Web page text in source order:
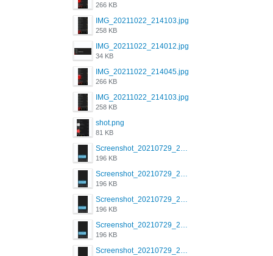
266 KB
IMG_20211022_214103.jpg
258 KB
IMG_20211022_214012.jpg
34 KB
IMG_20211022_214045.jpg
266 KB
IMG_20211022_214103.jpg
258 KB
shot.png
81 KB
Screenshot_20210729_215125_com.grindrapp.android.jpg
196 KB
Screenshot_20210729_215125_com.grindrapp.android.jpg
196 KB
Screenshot_20210729_215125_com.grindrapp.android.jpg
196 KB
Screenshot_20210729_215125_com.grindrapp.android.jpg
196 KB
Screenshot_20210729_215125_com.grindrapp.android.jpg